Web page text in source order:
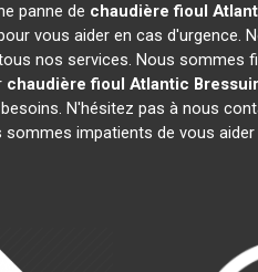
panne de chaudière fioul
vous aider en cas d'urgence.
nos services. Nous sommes
chaudière fioul Atlantic
N'hésitez pas à nous
sommes impatients de vous aider